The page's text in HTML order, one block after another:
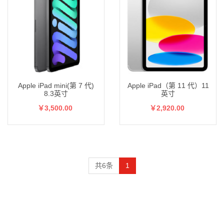
Apple iPad mini(第 7 代)
8.3英寸
￥3,500.00
Apple iPad（第 11 代）11
英寸
￥2,920.00
共6条 1